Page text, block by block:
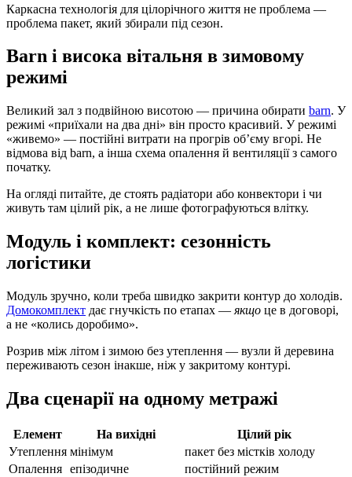
Каркасна технологія для цілорічного життя не проблема —
проблема пакет, який збирали під сезон.
Barn і висока вітальня в зимовому
режимі
Великий зал з подвійною висотою — причина обирати barn. У
режимі «приїхали на два дні» він просто красивий. У режимі
«живемо» — постійні витрати на прогрів об’єму вгорі. Не
відмова від barn, а інша схема опалення й вентиляції з самого
початку.
На огляді питайте, де стоять радіатори або конвектори і чи
живуть там цілий рік, а не лише фотографуються влітку.
Модуль і комплект: сезонність
логістики
Модуль зручно, коли требa швидко закрити контур до холодів.
Домокомплект дає гнучкість по етапах — якщо це в договорі,
а не «колись доробимо».
Розрив між літом і зимою без утеплення — вузли й деревина
переживають сезон інакше, ніж у закритому контурі.
Два сценарії на одному метражі
Елемент На вихідні
Цілий рік
Утеплення мінімум
пакет без містків холоду
Опалення епізодичне
постійний режим